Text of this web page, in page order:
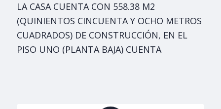
LA CASA CUENTA CON 558.38 M2
(QUINIENTOS CINCUENTA Y OCHO METROS
CUADRADOS) DE CONSTRUCCIÓN, EN EL
PISO UNO (PLANTA BAJA) CUENTA